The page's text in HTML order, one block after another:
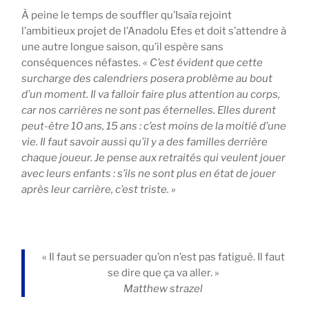
À peine le temps de souffler qu’Isaïa rejoint
l’ambitieux projet de l’Anadolu Efes et doit s’attendre à
une autre longue saison, qu’il espère sans
conséquences néfastes.« C’est évident que cette
surcharge des calendriers posera problème au bout
d’un moment. Il va falloir faire plus attention au corps,
car nos carrières ne sont pas éternelles. Elles durent
peut-être 10 ans, 15 ans : c’est moins de la moitié d’une
vie. Il faut savoir aussi qu’il y a des familles derrière
chaque joueur. Je pense aux retraités qui veulent jouer
avec leurs enfants : s’ils ne sont plus en état de jouer
après leur carrière, c’est triste. »
« Il faut se persuader qu’on n’est pas fatigué. Il faut
se dire que ça va aller. »
Matthew strazel